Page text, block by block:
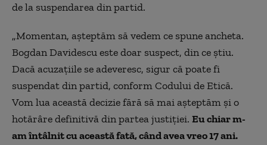
de la suspendarea din partid.
„Momentan, așteptăm să vedem ce spune ancheta.
Bogdan Davidescu este doar suspect, din ce știu.
Dacă acuzațiile se adeveresc, sigur că poate fi
suspendat din partid, conform Codului de Etică.
Vom lua această decizie fără să mai așteptăm și o
hotărâre definitivă din partea justiției. Eu chiar m-
am întâlnit cu această fată, când avea vreo 17 ani.